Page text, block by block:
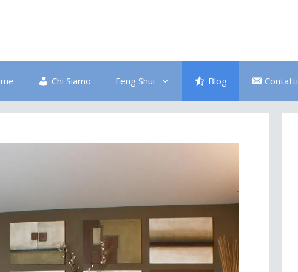
Chi Siamo Feng Shui
Bagno
Salute
Piante
Pulizia Energetica
Blog Contatti